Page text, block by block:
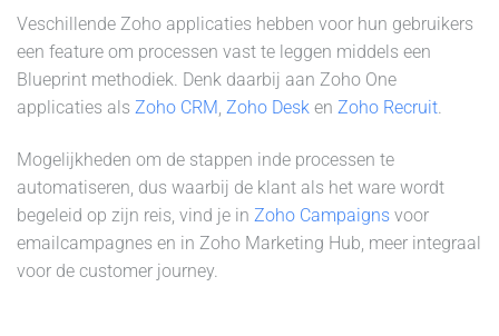
Veschillende Zoho applicaties hebben voor hun gebruikers
een feature om processen vast te leggen middels een
Blueprint methodiek. Denk daarbij aan Zoho One
applicaties als Zoho CRM, Zoho Desk en Zoho Recruit.
Mogelijkheden om de stappen inde processen te
automatiseren, dus waarbij de klant als het ware wordt
begeleid op zijn reis, vind je in Zoho Campaigns voor
emailcampagnes en in Zoho Marketing Hub, meer integraal
voor de customer journey.